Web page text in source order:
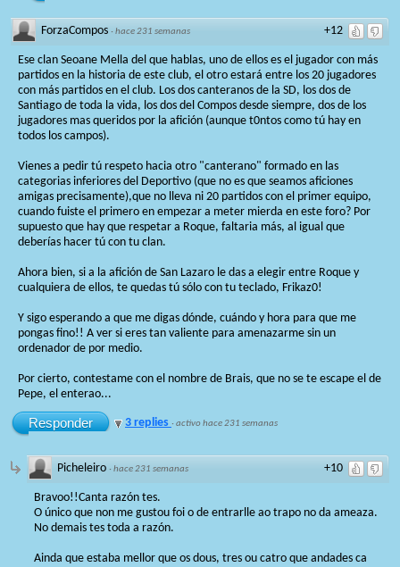
+12
ForzaCompos ·hace 231 semanas
Ese clan Seoane Mella del que hablas, uno de ellos es el jugador con más
partidos en la historia de este club, el otro estará entre los 20 jugadores
con más partidos en el club. Los dos canteranos de la SD, los dos de
Santiago de toda la vida, los dos del Compos desde siempre, dos de los
jugadores mas queridos por la afición (aunque t0ntos como tú hay en
todos los campos).
Vienes a pedir tú respeto hacia otro "canterano" formado en las
categorias inferiores del Deportivo (que no es que seamos aficiones
amigas precisamente),que no lleva ni 20 partidos con el primer equipo,
cuando fuiste el primero en empezar a meter mierda en este foro? Por
supuesto que hay que respetar a Roque, faltaria más, al igual que
deberías hacer tú con tu clan.
Ahora bien, si a la afición de San Lazaro le das a elegir entre Roque y
cualquiera de ellos, te quedas tú sólo con tu teclado, Frikaz0!
Y sigo esperando a que me digas dónde, cuándo y hora para que me
pongas fino!! A ver si eres tan valiente para amenazarme sin un
ordenador de por medio.
Por cierto, contestame con el nombre de Brais, que no se te escape el de
Pepe, el enterao...
Responder 3 replies ·activo hace 231 semanas
+10
Picheleiro ·hace 231 semanas
Bravoo!!Canta razón tes.
O único que non me gustou foi o de entrarlle ao trapo no da ameaza.
No demais tes toda a razón.
Ainda que estaba mellor que os dous, tres ou catro que andades ca